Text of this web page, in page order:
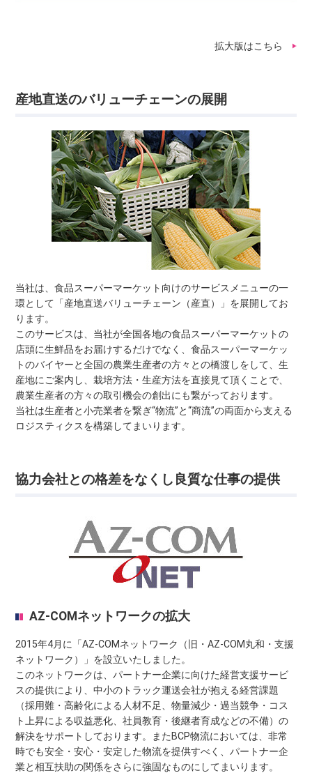
拡大版はこちら
産地直送のバリューチェーンの展開
当社は、食品スーパーマーケット向けのサービスメニューの一
環として「産地直送バリューチェーン（産直）」を展開してお
ります。
このサービスは、当社が全国各地の食品スーパーマーケットの
店頭に生鮮品をお届けするだけでなく、食品スーパーマーケッ
トのバイヤーと全国の農業生産者の方々との橋渡しをして、生
産地にご案内し、栽培方法・生産方法を直接見て頂くことで、
農業生産者の方々の取引機会の創出にも繋がっております。
当社は生産者と小売業者を繋ぎ“物流”と“商流”の両面から支える
ロジスティクスを構築してまいります。
協力会社との格差をなくし良質な仕事の提供
AZ-COMネットワークの拡大
2015年4月に「AZ-COMネットワーク（旧・AZ-COM丸和・支援
ネットワーク）」を設立いたしました。
このネットワークは、パートナー企業に向けた経営支援サービ
スの提供により、中小のトラック運送会社が抱える経営課題
（採用難・高齢化による人材不足、物量減少・過当競争・コス
ト上昇による収益悪化、社員教育・後継者育成などの不備）の
解決をサポートしております。またBCP物流においては、非常
時でも安全・安心・安定した物流を提供すべく、パートナー企
業と相互扶助の関係をさらに強固なものにしてまいります。